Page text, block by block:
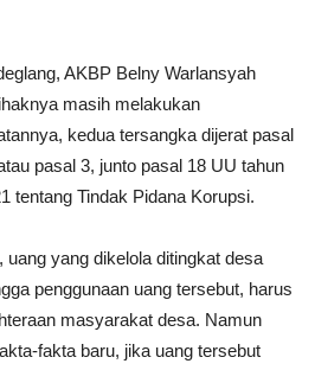
AKBP Belny Warlansyah
masih melakukan
kedua tersangka dijerat pasal
pasal 3, junto pasal 18 UU tahun
tentang Tindak Pidana Korupsi.
uang yang dikelola ditingkat desa
penggunaan uang tersebut, harus
masyarakat desa. Namun
fakta baru, jika uang tersebut